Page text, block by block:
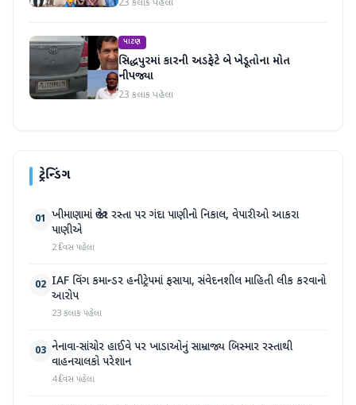
23 કલાક પહેલા
પાટણ
સિદ્ધપુરમાં કારની અડફેટે બે ખેડૂતોના મોત
નીપજ્યા
23 કલાક પહેલા
ટ્રેન્ડિંગ
01 ખીમાણામાં જાહેર રસ્તા પર ગંદા પાણીનો નિકાલ, વેપારીઓ આકરા
પાણીએ
2 દિવસ પહેલા
02 IAF વિંગ કમાન્ડર હનીટ્રેપમાં ફસાયા, સંવેદનશીલ માહિતી લીક કરવાનો
આરોપ
23 કલાક પહેલા
03 નેનાવા-સાંચોર હાઈવે પર ખાડાઓનું સામ્રાજ્ય બિસ્માર રસ્તાથી
વાહનચાલકો પરેશાન
4 દિવસ પહેલા